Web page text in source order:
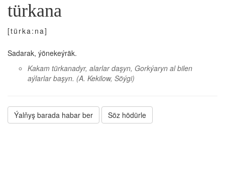
türkana
[türka:na]
Sadarak, ýönekeýräk.
Kakam türkanadyr, alarlar daşyn, Gorkýaryn al bilen
aýlarlar başyn. (A. Kekilow, Söýgi)
Ýalňyş barada habar ber Söz hödürle